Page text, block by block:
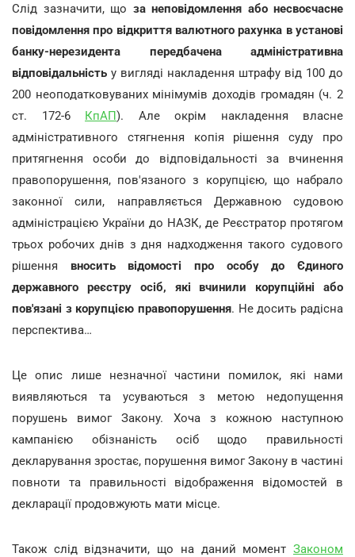
Слід зазначити, що за неповідомлення або несвоєчасне
повідомлення про відкриття валютного рахунка в установі
банку-нерезидента передбачена адміністративна
відповідальність у вигляді накладення штрафу від 100 до
200 неоподатковуваних мінімумів доходів громадян (ч. 2
ст. 172-6 КпАП). Але окрім накладення власне
адміністративного стягнення копія рішення суду про
притягнення особи до відповідальності за вчинення
правопорушення, пов'язаного з корупцією, що набрало
законної сили, направляється Державною судовою
адміністрацією України до НАЗК, де Реєстратор протягом
трьох робочих днів з дня надходження такого судового
рішення вносить відомості про особу до Єдиного
державного реєстру осіб, які вчинили корупційні або
пов'язані з корупцією правопорушення. Не досить радісна
перспектива…
Це опис лише незначної частини помилок, які нами
виявляються та усуваються з метою недопущення
порушень вимог Закону. Хоча з кожною наступною
кампанією обізнаність осіб щодо правильності
декларування зростає, порушення вимог Закону в частині
повноти та правильності відображення відомостей в
декларації продовжують мати місце.
Також слід відзначити, що на даний момент Законом